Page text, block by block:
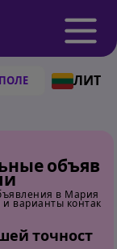
ЛИТ
объяв
в Мария
варианты контак
точност